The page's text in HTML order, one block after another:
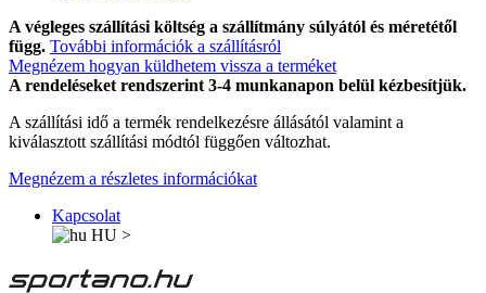
A végleges szállítási költség a szállítmány súlyától és méretétől
függ. További információk a szállításról
Megnézem hogyan küldhetem vissza a terméket
A rendeléseket rendszerint 3-4 munkanapon belül kézbesítjük.
A szállítási idő a termék rendelkezésre állásától valamint a
kiválasztott szállítási módtól függően változhat.
Megnézem a részletes információkat
Kapcsolat
HU >